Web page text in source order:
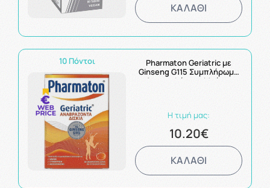
ΚΑΛΑΘΙ
10 Πόντοι
Pharmaton Geriatric με
Ginseng G115 Συμπλήρωμα
Διατροφής για Μνήμη,
Η τιμή μας:
10.20€
ΚΑΛΑΘΙ